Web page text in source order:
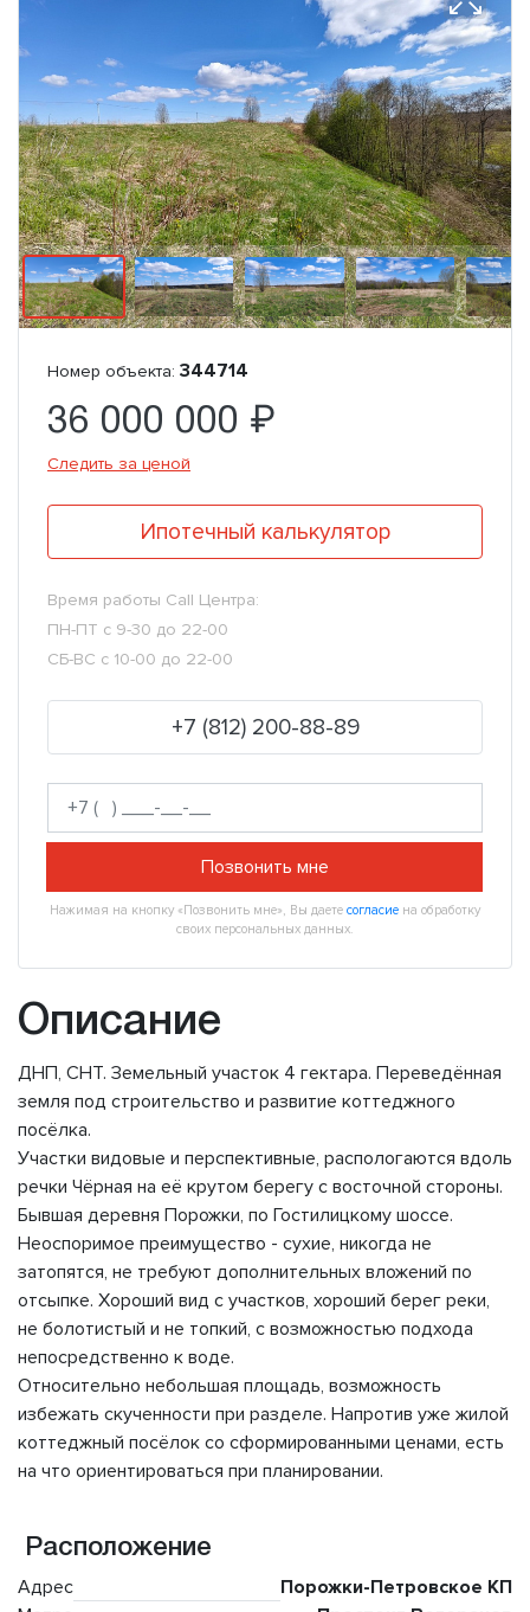
Номер объекта: 344714
36 000 000 ₽
Следить за ценой
Ипотечный калькулятор
Время работы Call Центра:
ПН-ПТ с 9-30 до 22-00
СБ-ВС с 10-00 до 22-00
+7 (812) 200-88-89
Позвонить мне
Нажимая на кнопку «Позвонить мне», Вы даете согласие на обработку
своих персональных данных.
Описание
ДНП, СНТ. Земельный участок 4 гектара. Переведённая
земля под строительство и развитие коттеджного
посёлка.
Участки видовые и перспективные, распологаются вдоль
речки Чёрная на её крутом берегу с восточной стороны.
Бывшая деревня Порожки, по Гостилицкому шоссе.
Неоспоримое преимущество - сухие, никогда не
затопятся, не требуют дополнительных вложений по
отсыпке. Хороший вид с участков, хороший берег реки,
не болотистый и не топкий, с возможностью подхода
непосредственно к воде.
Относительно небольшая площадь, возможность
избежать скученности при разделе. Напротив уже жилой
коттеджный посёлок со сформированными ценами, есть
на что ориентироваться при планировании.
Расположение
Адрес
Порожки-Петровское КП